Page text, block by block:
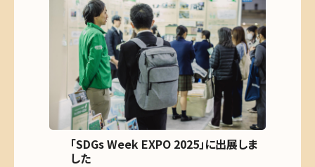
「SDGs Week EXPO 2025」に出展しま
した